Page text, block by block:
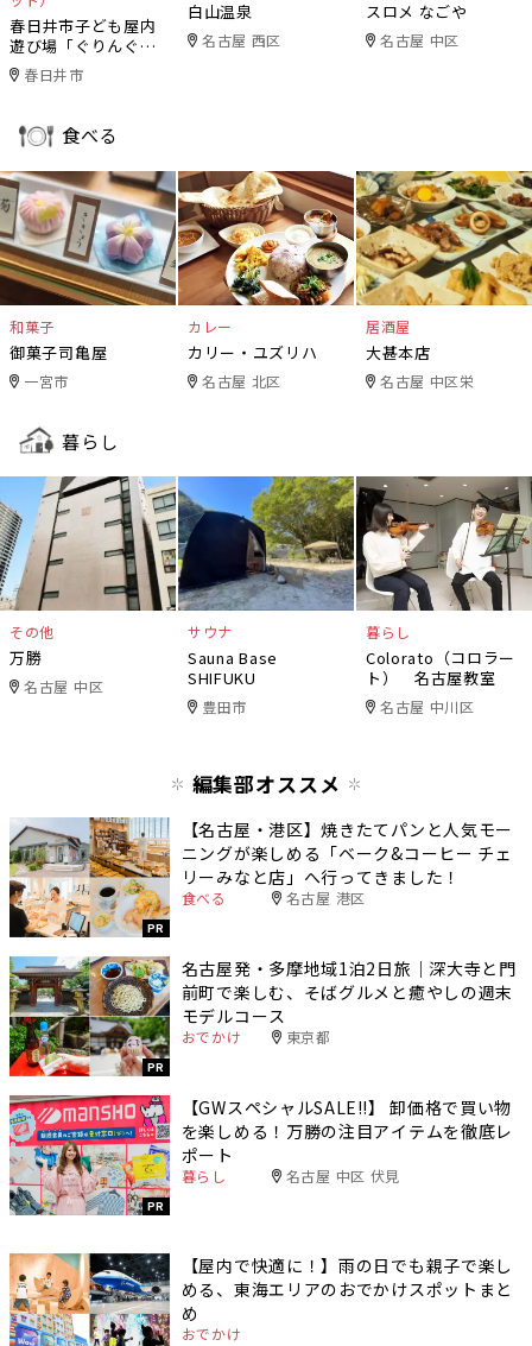
春日井市子ども屋内
遊び場「ぐりんぐり
ん」春日井市
白山温泉
名古屋 西区
スロメ なごや
名古屋 中区
食べる
和菓子
御菓子司亀屋
一宮市
カレー
カリー・ユズリハ
名古屋 北区
居酒屋
大甚本店
名古屋 中区栄
暮らし
その他
万勝
名古屋 中区
サウナ
Sauna Base
SHIFUKU
豊田市
暮らし
Colorato（コロラー
ト） 名古屋教室
名古屋 中川区
編集部オススメ
PR
【名古屋・港区】焼きたてパンと人気モー
ニングが楽しめる「ベーク&コーヒー チェ
リーみなと店」へ行ってきました！
食べる 名古屋 港区
PR
名古屋発・多摩地域1泊2日旅｜深大寺と門
前町で楽しむ、そばグルメと癒やしの週末
モデルコース
おでかけ 東京都
PR
【GWスペシャルSALE‼︎】 卸価格で買い物
を楽しめる！万勝の注目アイテムを徹底レ
ポート
暮らし 名古屋 中区 伏見
【屋内で快適に！】雨の日でも親子で楽し
める、東海エリアのおでかけスポットまと
め
おでかけ